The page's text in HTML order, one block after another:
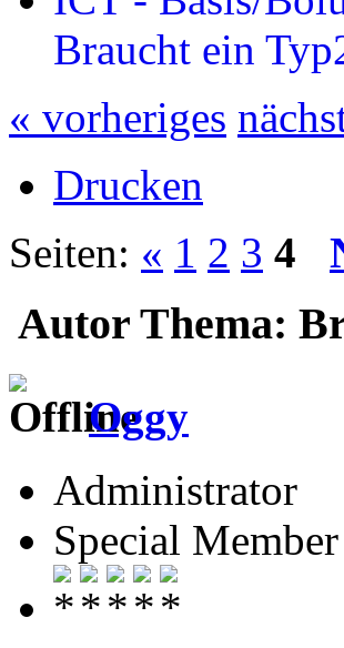
Braucht ein
« vorheriges
Drucken
Seiten: « 1 2 3 4
Autor Thema:
Oggy
Administrator
Special Member